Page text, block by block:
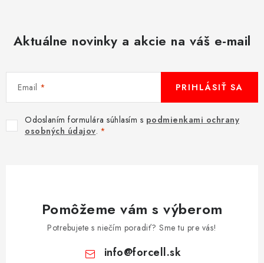
Aktuálne novinky a akcie na váš e-mail
Email
Odoslaním formulára súhlasím s podmienkami ochrany
osobných údajov.
PRIHLÁSIŤ SA
Pomôžeme vám s výberom
Potrebujete s niečím poradiť? Sme tu pre vás!
info@forcell.sk